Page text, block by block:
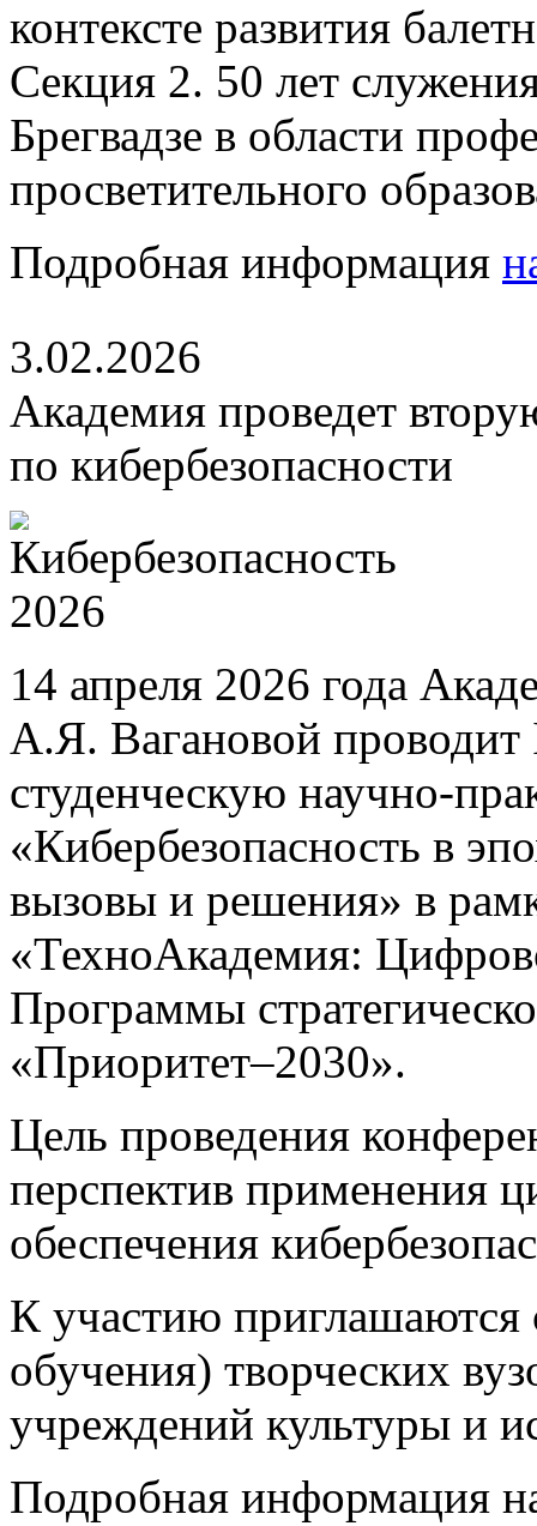
контексте развития
Секция 2. 50 лет
Брегвадзе в области
просветительного
Подробная информация
3.02.2026
Академия проведет
по кибербезопасности
14 апреля 2026 года
А.Я. Вагановой
студенческую научно-
«Кибербезопасность в
вызовы и решения» в
«ТехноАкадемия:
Программы
«Приоритет–2030».
Цель проведения
перспектив применения
обеспечения
К участию приглашаются
обучения) творческих
учреждений культуры и
Подробная информация